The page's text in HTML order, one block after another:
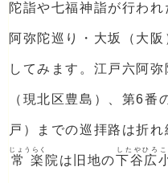
陀詣や七福神詣が行わ
阿弥陀巡り・大坂（大
してみます。江戸六阿
（現北区豊島）、第6番
戸）までの巡拝路は折
常楽
じょうらく
院は旧地の下谷広
したやひろ